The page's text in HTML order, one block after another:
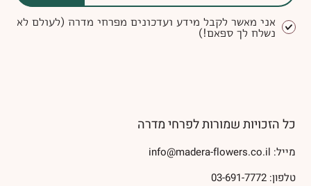
כל הזכויות שמורות לפרחי מדרה
מייל: info@madera-flowers.co.il
טלפון:03-691-7772
אני מאשר לקבל מידע ועדכונים מפרחי מדרה (לעולם לא
נשלח לך ספאם!)